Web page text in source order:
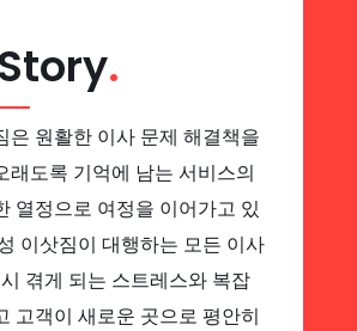
.
은 원활한 이사 문제 해결책을
래도록 기억에 남는 서비스의
열정으로 여정을 이어가고 있
이삿짐이 대행하는 모든 이사
겪게 되는 스트레스와 복잡
고객이 새로운 곳으로 평안히